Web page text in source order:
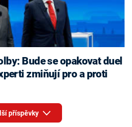
zmiňují pro a proti
příspěvky